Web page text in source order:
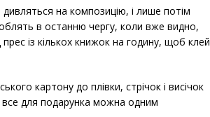
на композицію, і лише потім
в останню чергу, коли вже видно,
із кількох книжок на годину, щоб клей
картону до плівки, стрічок і висічок
все для подарунка можна одним